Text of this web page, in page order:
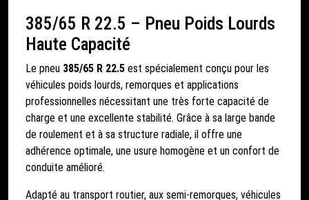
385/65 R 22.5 – Pneu Poids Lourds
Haute Capacité
Le pneu 385/65 R 22.5 est spécialement conçu pour les
véhicules poids lourds, remorques et applications
professionnelles nécessitant une très forte capacité de
charge et une excellente stabilité. Grâce à sa large bande
de roulement et à sa structure radiale, il offre une
adhérence optimale, une usure homogène et un confort de
conduite amélioré.
Adapté au transport routier, aux semi-remorques, véhicules